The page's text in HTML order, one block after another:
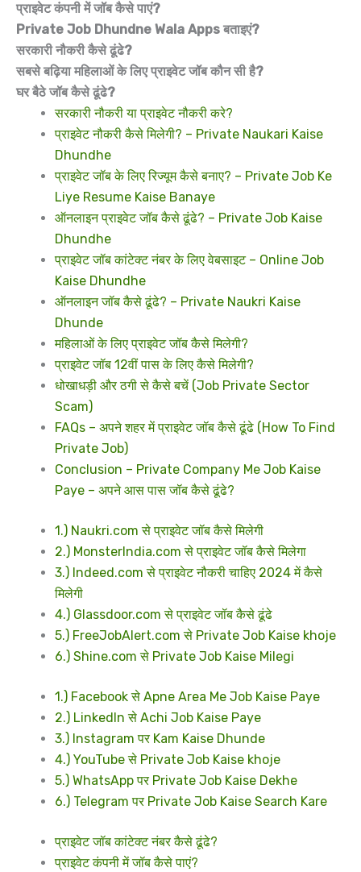
प्राइवेट कंपनी में जॉब कैसे पाएं?
Private Job Dhundne Wala Apps बताइएं?
सरकारी नौकरी कैसे ढूंढे?
सबसे बढ़िया महिलाओं के लिए प्राइवेट जॉब कौन सी है?
घर बैठे जॉब कैसे ढूंढे?
सरकारी नौकरी या प्राइवेट नौकरी करे?
प्राइवेट नौकरी कैसे मिलेगी? – Private Naukari Kaise
Dhundhe
प्राइवेट जॉब के लिए रिज्यूम कैसे बनाए? – Private Job Ke
Liye Resume Kaise Banaye
ऑनलाइन प्राइवेट जॉब कैसे ढूंढे? – Private Job Kaise
Dhundhe
प्राइवेट जॉब कांटेक्ट नंबर के लिए वेबसाइट – Online Job
Kaise Dhundhe
ऑनलाइन जॉब कैसे ढूंढे? – Private Naukri Kaise
Dhunde
महिलाओं के लिए प्राइवेट जॉब कैसे मिलेगी?
प्राइवेट जॉब 12वीं पास के लिए कैसे मिलेगी?
धोखाधड़ी और ठगी से कैसे बचें (Job Private Sector
Scam)
FAQs – अपने शहर में प्राइवेट जॉब कैसे ढूंढे (How To Find
Private Job)
Conclusion – Private Company Me Job Kaise
Paye – अपने आस पास जॉब कैसे ढूंढे?
1.) Naukri.com से प्राइवेट जॉब कैसे मिलेगी
2.) MonsterIndia.com से प्राइवेट जॉब कैसे मिलेगा
3.) Indeed.com से प्राइवेट नौकरी चाहिए 2024 में कैसे
मिलेगी
4.) Glassdoor.com से प्राइवेट जॉब कैसे ढूंढे
5.) FreeJobAlert.com से Private Job Kaise khoje
6.) Shine.com से Private Job Kaise Milegi
1.) Facebook से Apne Area Me Job Kaise Paye
2.) LinkedIn से Achi Job Kaise Paye
3.) Instagram पर Kam Kaise Dhunde
4.) YouTube से Private Job Kaise khoje
5.) WhatsApp पर Private Job Kaise Dekhe
6.) Telegram पर Private Job Kaise Search Kare
प्राइवेट जॉब कांटेक्ट नंबर कैसे ढूंढे?
प्राइवेट कंपनी में जॉब कैसे पाएं?